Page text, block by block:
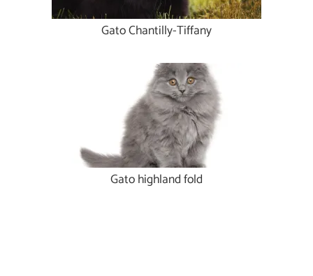
Gato Chantilly-Tiffany
Gato highland fold